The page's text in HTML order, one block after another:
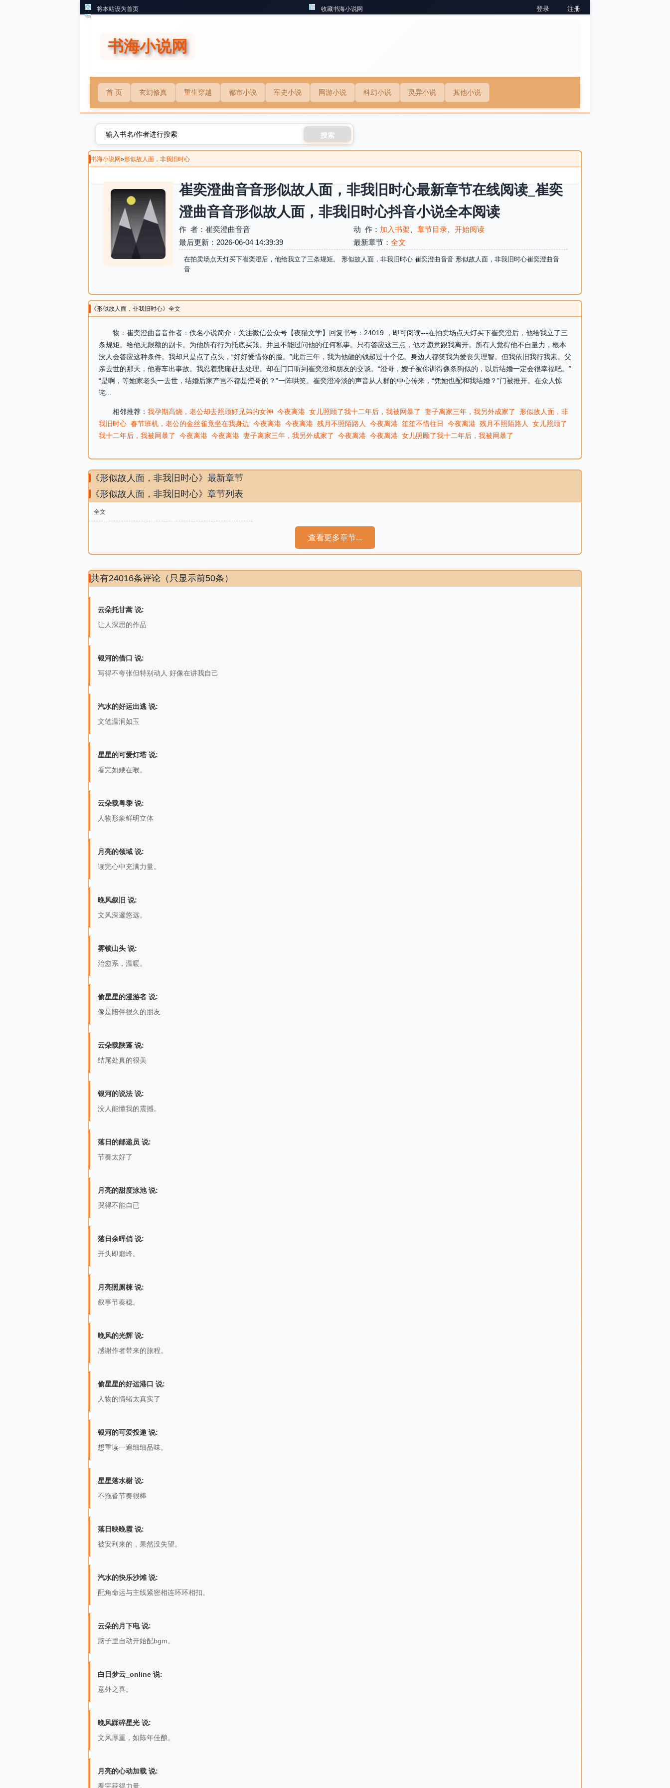
将本站设为首页 收藏书海小说网 登录 注册
书海小说网
首 页 玄幻修真 重生穿越 都市小说 军史小说 网游小说 科幻小说 灵异小说 其他小说
搜索
书海小说网»形似故人面，非我旧时心
崔奕澄曲音音形似故人面，非我旧时心最新章节在线阅读_崔奕
澄曲音音形似故人面，非我旧时心抖音小说全本阅读
作 者：崔奕澄曲音音 动 作： 加入书架 章节目录
开始阅读
最后更新：2026-06-04 14:39:39
最新章节： 全文
在拍卖场点天灯买下崔奕澄后，他给我立了三条规矩。 形似故人面，非我旧时心 崔奕澄曲音音 形似故人面，非我旧时心崔奕澄曲音
音
《形似故人面，非我旧时心》全文
物：崔奕澄曲音音作者：佚名小说简介：关注微信公众号【夜猫文学】回复书号：24019 ，即可阅读---在拍卖场点天灯买下崔奕澄后，他给我立了三
条规矩。给他无限额的副卡。为他所有行为托底买账。并且不能过问他的任何私事。只有答应这三点，他才愿意跟我离开。所有人觉得他不自量力，根本
没人会答应这种条件。我却只是点了点头，“好好爱惜你的脸。”此后三年，我为他砸的钱超过十个亿。身边人都笑我为爱丧失理智。但我依旧我行我素。父
亲去世的那天，他赛车出事故。我忍着悲痛赶去处理。却在门口听到崔奕澄和朋友的交谈。“澄哥，嫂子被你训得像条狗似的，以后结婚一定会很幸福吧。”
“是啊，等她家老头一去世，结婚后家产岂不都是澄哥的？”一阵哄笑。崔奕澄冷淡的声音从人群的中心传来，“凭她也配和我结婚？”门被推开。在众人惊
诧...
相邻推荐： 我孕期高烧，老公却去照顾好兄弟的女神 今夜离港 女儿照顾了我十二年后，我被网暴了 妻子离家三年，我另外成家了
形似故人面，非
我旧时心 春节班机，老公的金丝雀竟坐在我身边 今夜离港 今夜离港 残月不照陌路人 今夜离港 笙笙不惜往日 今夜离港 残月不照陌路人
女儿照顾了
我十二年后，我被网暴了
今夜离港 今夜离港 妻子离家三年，我另外成家了 今夜离港 今夜离港 女儿照顾了我十二年后，我被网暴了
《形似故人面，非我旧时心》最新章节
《形似故人面，非我旧时心》章节列表
全文
查看更多章节...
共有24016条评论（只显示前50条）
云朵托甘蒿 说:
让人深思的作品
银河的借口 说:
写得不夸张但特别动人 好像在讲我自己
汽水的好运出逃 说:
文笔温润如玉
星星的可爱灯塔 说:
看完如鲠在喉。
云朵载粤黍 说:
人物形象鲜明立体
月亮的领域 说:
读完心中充满力量。
晚风叙旧 说:
文风深邃悠远。
雾锁山头 说:
治愈系，温暖。
偷星星的漫游者 说:
像是陪伴很久的朋友
云朵载陕蓬 说:
结尾处真的很美
银河的说法 说:
没人能懂我的震撼。
落日的邮递员 说:
节奏太好了
月亮的甜度泳池 说:
哭得不能自已
落日余晖俏 说:
开头即巅峰。
月亮照厕楝 说:
叙事节奏稳。
晚风的光辉 说:
感谢作者带来的旅程。
偷星星的好运港口 说:
人物的情绪太真实了
银河的可爱投递 说:
想重读一遍细细品味。
星星落水榭 说:
不拖沓节奏很棒
落日映晚霞 说:
被安利来的，果然没失望。
汽水的快乐沙滩 说:
配角命运与主线紧密相连环环相扣。
云朵的月下电 说:
脑子里自动开始配bgm。
白日梦云_online 说:
意外之喜。
晚风踩碎星光 说:
文风厚重，如陈年佳酿。
月亮的心动加载 说:
看完获得力量。